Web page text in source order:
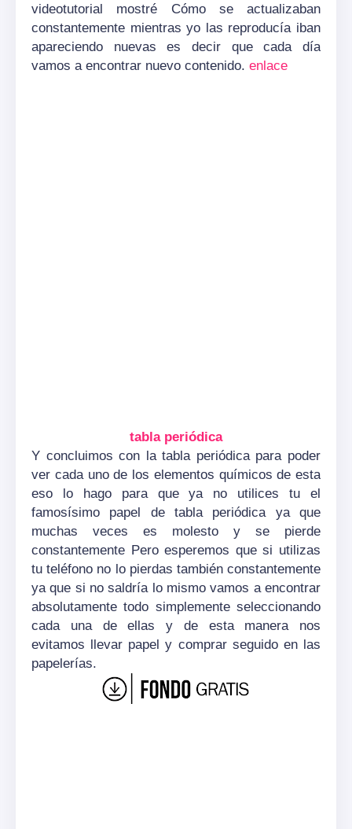
videotutorial mostré Cómo se actualizaban
constantemente mientras yo las reproducía iban
apareciendo nuevas es decir que cada día
vamos a encontrar nuevo contenido. enlace
tabla periódica
Y concluimos con la tabla periódica para poder
ver cada uno de los elementos químicos de esta
eso lo hago para que ya no utilices tu el
famosísimo papel de tabla periódica ya que
muchas veces es molesto y se pierde
constantemente Pero esperemos que si utilizas
tu teléfono no lo pierdas también constantemente
ya que si no saldría lo mismo vamos a encontrar
absolutamente todo simplemente seleccionando
cada una de ellas y de esta manera nos
evitamos llevar papel y comprar seguido en las
papelerías.